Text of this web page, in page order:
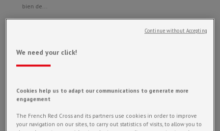
bien de...
Feria des vendanges : devenez des Night Savers !
Feria de pentecôte : Merci à tous nos partenaires !
(pas de titre)
We need your click!
Cookies help us to adapt our communications to generate more
engagement
The French Red Cross and its partners use cookies in order to improve
your navigation on our sites, to carry out statistics of visits, to allow you to
Continue without Accepting